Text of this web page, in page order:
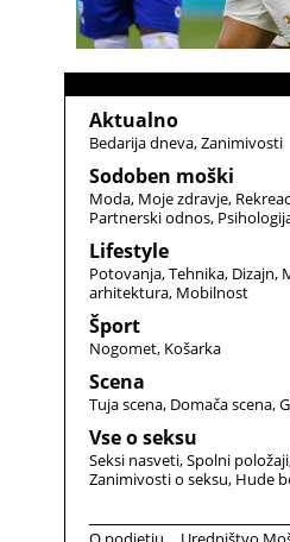
Aktualno
Bedarija dneva Zanimivosti
Sodoben moški
Moda Moje zdravje
Partnerski odnos
Lifestyle
Potovanja Tehnika Dizajn
arhitektura Mobilnost
Šport
Nogomet Košarka
Scena
Tuja scena Domača scena
Vse o seksu
Seksi nasveti Spolni položaji
Zanimivosti o seksu Hude